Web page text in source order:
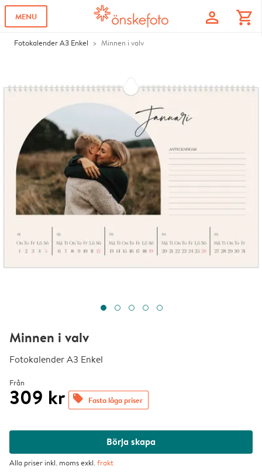
MENU profile shopping_cart
Fotokalender A3 Enkel Minnen i valv
Minnen i valv
Fotokalender A3 Enkel
Från
309 kr offers Fasta låga priser
Börja skapa
Alla priser inkl. moms exkl.frakt